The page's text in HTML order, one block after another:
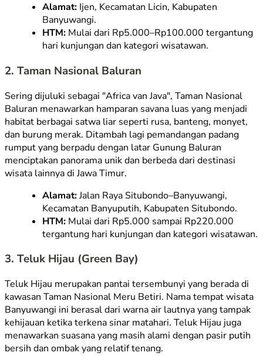
Alamat: Ijen, Kecamatan Licin, Kabupaten
Banyuwangi.
HTM: Mulai dari Rp5.000–Rp100.000 tergantung
hari kunjungan dan kategori wisatawan.
2. Taman Nasional Baluran
Sering dijuluki sebagai "Africa van Java", Taman Nasional
Baluran menawarkan hamparan savana luas yang menjadi
habitat berbagai satwa liar seperti rusa, banteng, monyet,
dan burung merak. Ditambah lagi pemandangan padang
rumput yang berpadu dengan latar Gunung Baluran
menciptakan panorama unik dan berbeda dari destinasi
wisata lainnya di Jawa Timur.
Alamat:Jalan Raya Situbondo–Banyuwangi,
Kecamatan Banyuputih, Kabupaten Situbondo.
HTM: Mulai dari Rp5.000 sampai Rp220.000
tergantung hari kunjungan dan kategori wisatawan.
3. Teluk Hijau (Green Bay)
Teluk Hijau merupakan pantai tersembunyi yang berada di
kawasan Taman Nasional Meru Betiri. Nama tempat wisata
Banyuwangi ini berasal dari warna air lautnya yang tampak
kehijauan ketika terkena sinar matahari. Teluk Hijau juga
menawarkan suasana yang masih alami dengan pasir putih
bersih dan ombak yang relatif tenang.